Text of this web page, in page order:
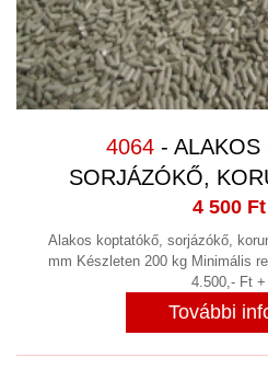
SHREDDER
SZAKÍTÁS VIZSGÁLÓ
ANYAGMOZGATÁS,
IPARI SZÁLLÍTÓ
SZÁRÍTÓ SZEKRÉNY,
KLÍMAKAMRA,
SZEGECSELŐGÉP (2)
4064- ALAKOS
SORJÁZÓKŐ,
4 500 Ft
Alakos koptatókő, sorjázókő,
mm Készleten 200 kg Minimális
4.500,- Ft
További